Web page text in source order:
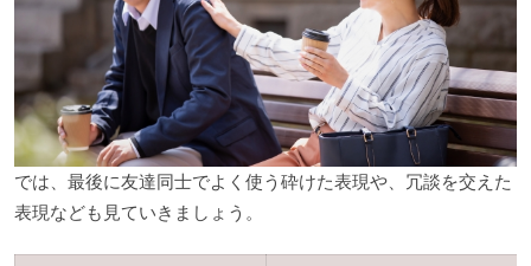
では、最後に友達同士でよく使う砕けた表現や、冗談を交えた
表現なども見ていきましょう。